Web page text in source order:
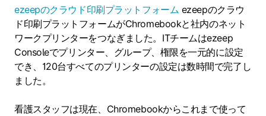
ezeepのクラウド印刷プラットフォーム ezeepのクラウ
ド印刷プラットフォームがChromebookと社内のネット
ワークプリンターをつなぎました。ITチームはezeep
Consoleでプリンター、グループ、権限を一元的に設定
でき、120台すべてのプリンターの設定は数時間で完了し
ました。
看護スタッフは現在、Chromebookからこれまで使って